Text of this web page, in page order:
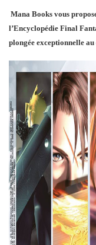
Mana Books vous
l’Encyclopédie Final
plongée exceptionnelle